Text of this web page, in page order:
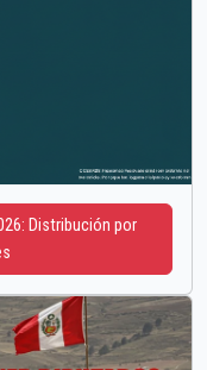
Distribución por